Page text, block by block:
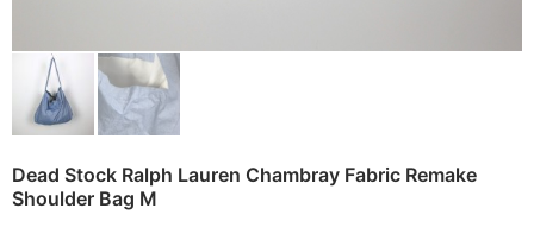
Dead Stock Ralph Lauren Chambray Fabric Remake
Shoulder Bag M